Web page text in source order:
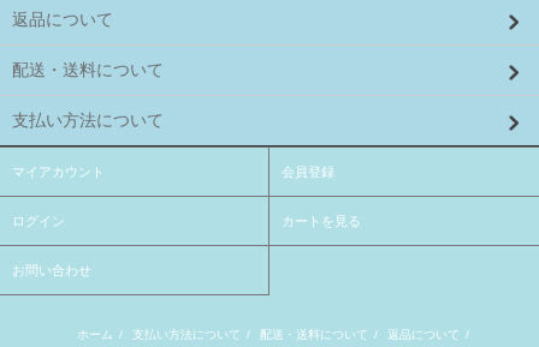
返品について
配送・送料について
支払い方法について
マイアカウント 会員登録
ログイン カートを見る
お問い合わせ
ホーム / 支払い方法について / 配送・送料について / 返品について /